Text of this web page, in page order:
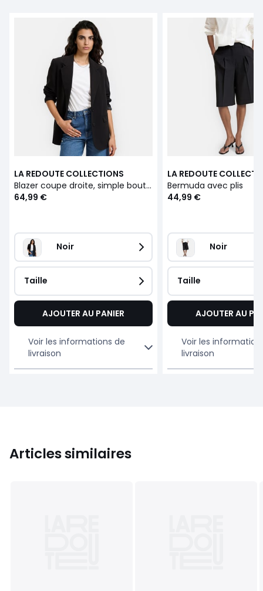
LA REDOUTE COLLECTIONS
Blazer coupe droite, simple boutonnage
64,99 €
Noir
Taille
AJOUTER AU PANIER
Voir les informations de
livraison
LA REDOUTE
Bermuda avec plis
44,99 €
Noir
Taille
AJOUTER AU
Voir les
livraison
Articles similaires